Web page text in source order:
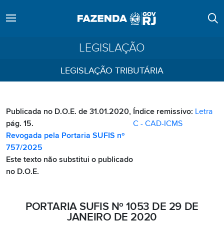
LEGISLAÇÃO
LEGISLAÇÃO TRIBUTÁRIA
Publicada no D.O.E. de 31.01.2020,
pág. 15.
Revogada pela Portaria SUFIS nº
757/2025
Este texto não substitui o publicado
no D.O.E.
Índice remissivo: Letra
C - CAD-ICMS
PORTARIA SUFIS Nº 1053 DE 29 DE
JANEIRO DE 2020